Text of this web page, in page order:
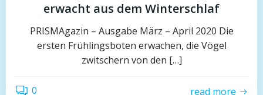
erwacht aus dem Winterschlaf
PRISMAgazin – Ausgabe März – April 2020 Die
ersten Frühlingsboten erwachen, die Vögel
zwitschern von den […]
0 read more